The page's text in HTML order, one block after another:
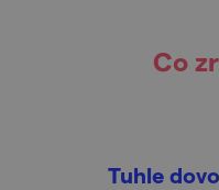
Co
Tuhle